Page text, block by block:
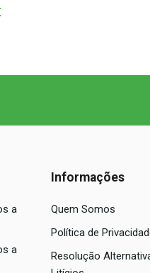
a
a
Informações
Quem Somos
Política de
Resolução